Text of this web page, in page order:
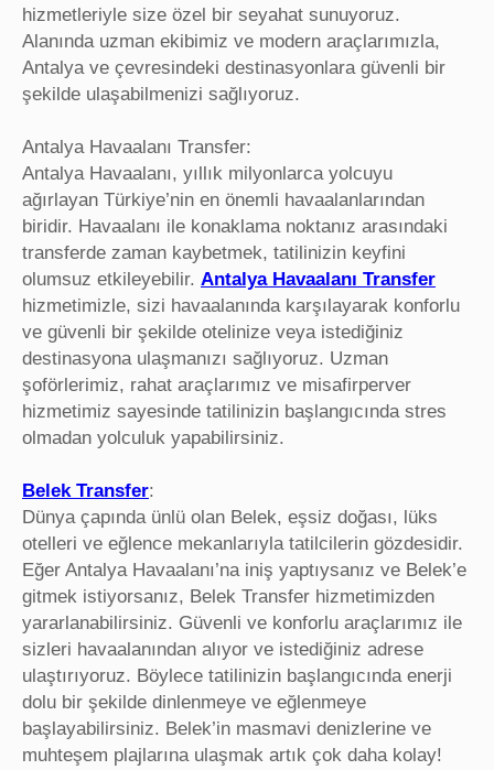
hizmetleriyle size özel bir seyahat sunuyoruz.
Alanında uzman ekibimiz ve modern araçlarımızla,
Antalya ve çevresindeki destinasyonlara güvenli bir
şekilde ulaşabilmenizi sağlıyoruz.
Antalya Havaalanı Transfer:
Antalya Havaalanı, yıllık milyonlarca yolcuyu
ağırlayan Türkiye’nin en önemli havaalanlarından
biridir. Havaalanı ile konaklama noktanız arasındaki
transferde zaman kaybetmek, tatilinizin keyfini
olumsuz etkileyebilir. Antalya Havaalanı Transfer
hizmetimizle, sizi havaalanında karşılayarak konforlu
ve güvenli bir şekilde otelinize veya istediğiniz
destinasyona ulaşmanızı sağlıyoruz. Uzman
şoförlerimiz, rahat araçlarımız ve misafirperver
hizmetimiz sayesinde tatilinizin başlangıcında stres
olmadan yolculuk yapabilirsiniz.
Belek Transfer:
Dünya çapında ünlü olan Belek, eşsiz doğası, lüks
otelleri ve eğlence mekanlarıyla tatilcilerin gözdesidir.
Eğer Antalya Havaalanı’na iniş yaptıysanız ve Belek’e
gitmek istiyorsanız, Belek Transfer hizmetimizden
yararlanabilirsiniz. Güvenli ve konforlu araçlarımız ile
sizleri havaalanından alıyor ve istediğiniz adrese
ulaştırıyoruz. Böylece tatilinizin başlangıcında enerji
dolu bir şekilde dinlenmeye ve eğlenmeye
başlayabilirsiniz. Belek’in masmavi denizlerine ve
muhteşem plajlarına ulaşmak artık çok daha kolay!